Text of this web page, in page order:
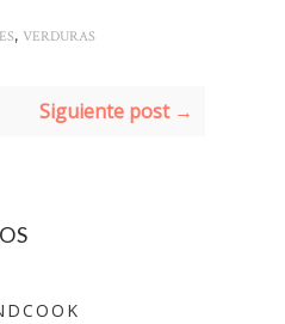
, VERDURAS
Siguiente post →